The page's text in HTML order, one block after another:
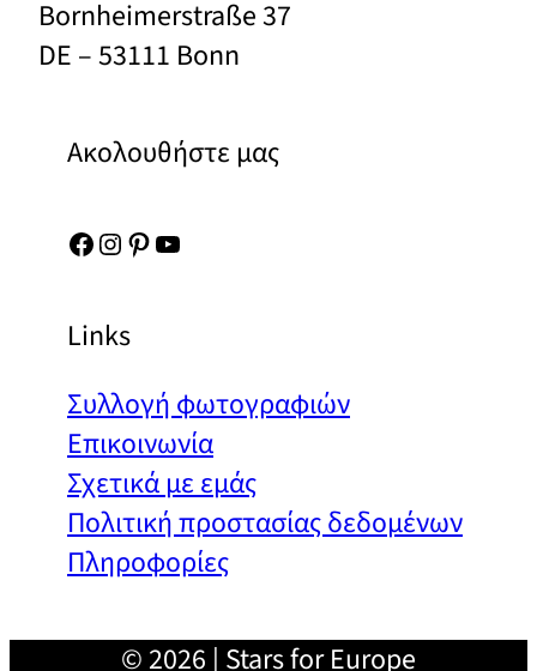
Bornheimerstraße 37
DE – 53111 Bonn
Ακολουθήστε μας
Facebook Instagram Pinterest YouTube
Links
Συλλογή φωτογραφιών
Επικοινωνία
Σχετικά με εμάς
Πολιτική προστασίας δεδομένων
Πληροφορίες
© 2026 | Stars for Europe